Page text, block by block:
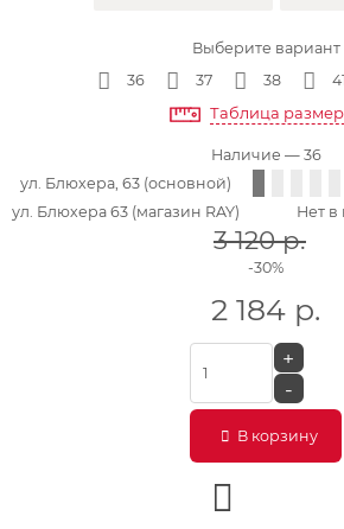
Выберите вариант
36
37 38 41
Таблица
Наличие — 36
ул. Блюхера, 63 (основной)
ул. Блюхера 63 (магазин RAY) Нет в
3 120 р.
-30%
2 184 р.
+
-
В корзину